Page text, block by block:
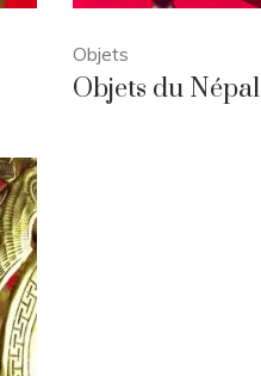
Objets
Objets du Népal